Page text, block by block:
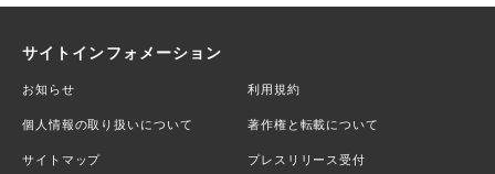
サイトインフォメーション
お知らせ 利用規約
個人情報の取り扱いについて 著作権と転載について
サイトマップ プレスリリース受付